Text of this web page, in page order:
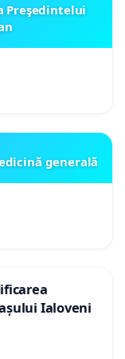
Preşedintelui
generală
Ialoveni